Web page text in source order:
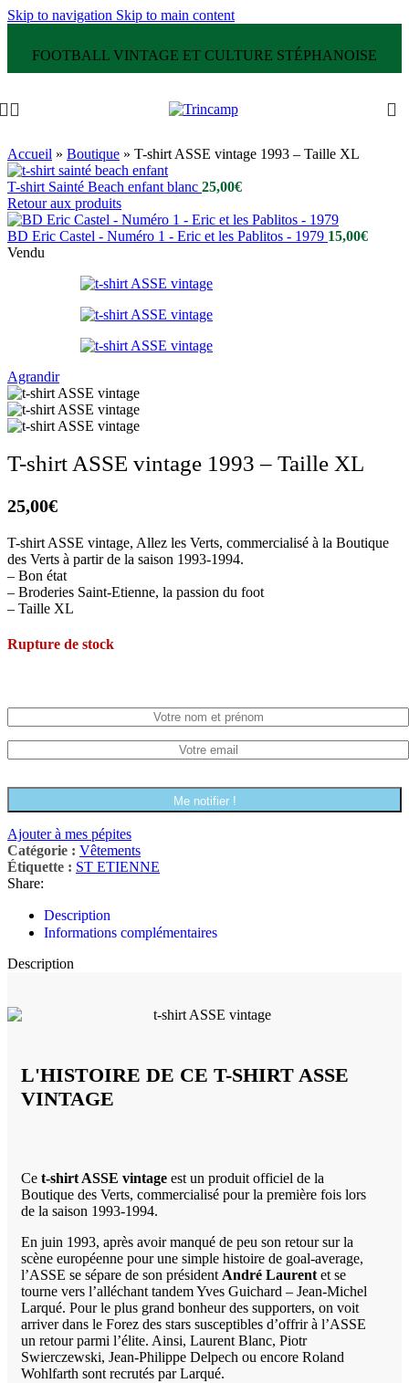
Skip to navigation Skip to main content
FOOTBALL VINTAGE ET CULTURE STÉPHANOISE
Accueil » Boutique » T-shirt ASSE vintage 1993 – Taille XL
T-shirt Sainté Beach enfant blanc 25,00€
Retour aux produits
BD Eric Castel - Numéro 1 - Eric et les Pablitos - 1979 15,00€
Vendu
Agrandir
T-shirt ASSE vintage 1993 – Taille XL
25,00€
T-shirt ASSE vintage, Allez les Verts, commercialisé à la Boutique
des Verts à partir de la saison 1993-1994.
– Bon état
– Broderies Saint-Etienne, la passion du foot
– Taille XL
Rupture de stock
Me notifier !
Ajouter à mes pépites
Catégorie : Vêtements
Étiquette : ST ETIENNE
Share:
Description
Informations complémentaires
Description
L'HISTOIRE DE CE T-SHIRT ASSE
VINTAGE
Ce t-shirt ASSE vintage est un produit officiel de la
Boutique des Verts, commercialisé pour la première fois lors
de la saison 1993-1994.
En juin 1993, après avoir manqué de peu son retour sur la
scène européenne pour une simple histoire de goal-average,
l’ASSE se sépare de son président André Laurent et se
tourne vers l’alléchant tandem Yves Guichard – Jean-Michel
Larqué. Pour le plus grand bonheur des supporters, on voit
arriver dans le Forez des stars susceptibles d’offrir à l’ASSE
un retour parmi l’élite. Ainsi, Laurent Blanc, Piotr
Swierczewski, Jean-Philippe Delpech ou encore Roland
Wohlfarth sont recrutés par Larqué.